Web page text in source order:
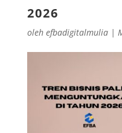
2026
oleh efbadigitalmulia|